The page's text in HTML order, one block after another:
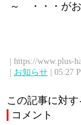
～ ・・・がお
| https://www.plus-
| お知らせ | 05:27
この記事に対
コメント